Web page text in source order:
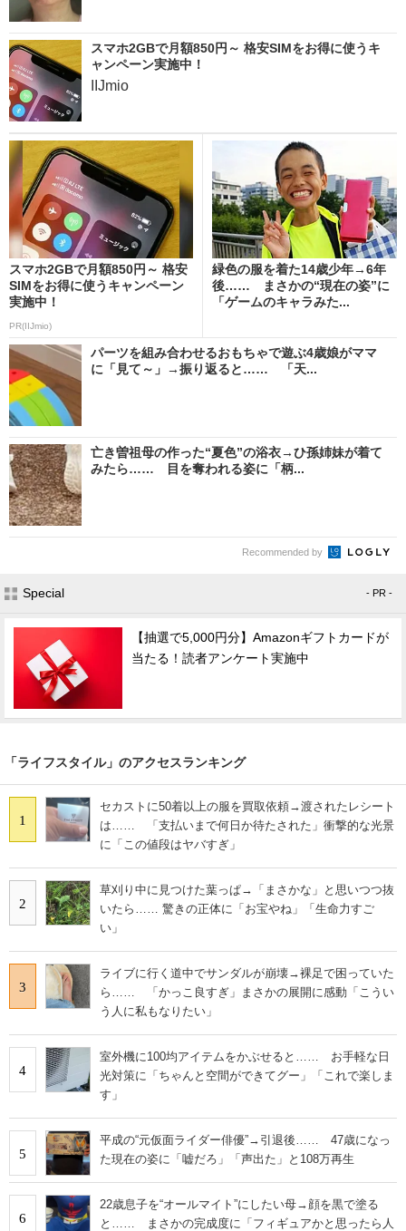
スマホ2GBで月額850円～ 格安SIMをお得に使うキ
ャンペーン実施中！
IIJmio
スマホ2GBで月額850円～ 格安
SIMをお得に使うキャンペーン
実施中！
PR(IIJmio)
緑色の服を着た14歳少年→6年
後…… まさかの“現在の姿”に
「ゲームのキャラみた...
パーツを組み合わせるおもちゃで遊ぶ4歳娘がママ
に「見て～」→振り返ると…… 「天...
亡き曽祖母の作った“夏色”の浴衣→ひ孫姉妹が着て
みたら…… 目を奪われる姿に「柄...
Recommended by
Special - PR -
【抽選で5,000円分】Amazonギフトカードが
当たる！読者アンケート実施中
「ライフスタイル」のアクセスランキング
1
セカストに50着以上の服を買取依頼→渡されたレシート
は…… 「支払いまで何日か待たされた」衝撃的な光景
に「この値段はヤバすぎ」
2
草刈り中に見つけた葉っぱ→「まさかな」と思いつつ抜
いたら…… 驚きの正体に「お宝やね」「生命力すご
い」
3
ライブに行く道中でサンダルが崩壊→裸足で困っていた
ら…… 「かっこ良すぎ」まさかの展開に感動「こうい
う人に私もなりたい」
4
室外機に100均アイテムをかぶせると…… お手軽な日
光対策に「ちゃんと空間ができてグー」「これで楽しま
す」
5
平成の“元仮面ライダー俳優”→引退後…… 47歳になっ
た現在の姿に「嘘だろ」「声出た」と108万再生
6
22歳息子を“オールマイト”にしたい母→顔を黒で塗る
と…… まさかの完成度に「フィギュアかと思ったら人